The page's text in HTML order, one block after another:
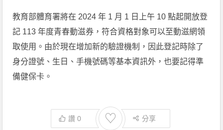
教育部體育署將在 2024 年 1 月 1 日上午 10 點起開放登
記 113 年度青春動滋券，符合資格對象可以至動滋網領
取使用。由於現在增加新的驗證機制，因此登記時除了
身分證號、生日、手機號碼等基本資訊外，也要記得準
備健保卡。
讚0 ♡ 分享